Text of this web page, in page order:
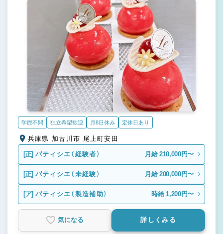
学歴不問 独立希望歓迎 月8日休み 定休日あり
兵庫県 加古川市 尾上町安田
[正] パティシエ（経験者） 月給 210,000円〜
[正] パティシエ（未経験） 月給 200,000円〜
[ア] パティシエ（製造補助） 時給 1,200円〜
気になる 詳しくみる